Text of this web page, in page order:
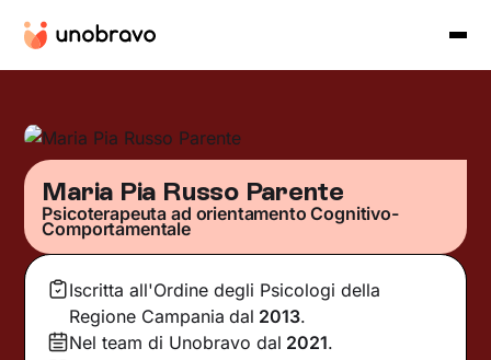
Maria Pia Russo Parente
Psicoterapeuta ad orientamento Cognitivo-
Comportamentale
Iscritta all'Ordine degli Psicologi della
Regione Campania dal 2013.
Nel team di Unobravo dal 2021.